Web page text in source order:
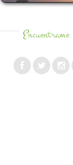
Encuentrame